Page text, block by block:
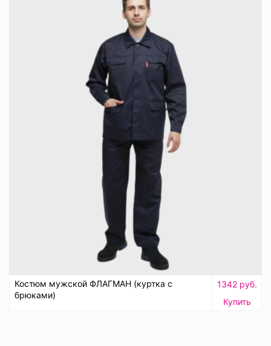
Костюм мужской ФЛАГМАН (куртка с
брюками)
1342 руб.
Купить